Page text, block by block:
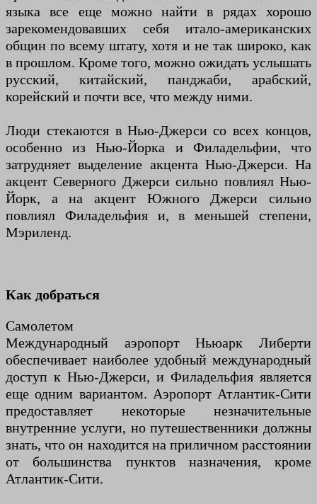
языка все еще можно найти в рядах хорошо
зарекомендовавших себя итало-американских
общин по всему штату, хотя и не так широко, как
в прошлом. Кроме того, можно ожидать услышать
русский, китайский, панджаби, арабский,
корейский и почти все, что между ними.
Люди стекаются в Нью-Джерси со всех концов,
особенно из Нью-Йорка и Филадельфии, что
затрудняет выделение акцента Нью-Джерси. На
акцент Северного Джерси сильно повлиял Нью-
Йорк, а на акцент Южного Джерси сильно
повлиял Филадельфия и, в меньшей степени,
Мэриленд.
Как добраться
Самолетом
Международный аэропорт Ньюарк Либерти
обеспечивает наиболее удобный международный
доступ к Нью-Джерси, и Филадельфия является
еще одним вариантом. Аэропорт Атлантик-Сити
предоставляет некоторые незначительные
внутренние услуги, но путешественники должны
знать, что он находится на приличном расстоянии
от большинства пунктов назначения, кроме
Атлантик-Сити.